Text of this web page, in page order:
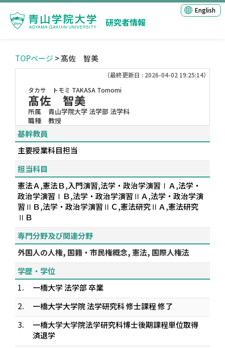
研究者情報
English
TOPページ > 髙佐 智美
（最終更新日 : 2026-04-02 19:25:14）
タカサ トモミ TAKASA Tomomi
髙佐 智美
所属
青山学院大学 法学部 法学科
職種
教授
基幹教員
主要授業科目担当
担当科目
憲法Ａ,憲法Ｂ,入門演習,法学・政治学演習ⅠＡ,法学・
政治学演習ⅠＢ,法学・政治学演習ⅡＡ,法学・政治学演
習ⅡＢ,法学・政治学演習ⅡＣ,憲法研究ⅡＡ,憲法研究
ⅡＢ
専門分野及び関連分野
外国人の人権, 国籍・市民権概念, 憲法, 国際人権法
学歴・学位
1.
一橋大学 法学部 卒業
2.
一橋大学大学院 法学研究科 修士課程 修了
3.
一橋大学大学院法学研究科博士後期課程単位取得
済退学